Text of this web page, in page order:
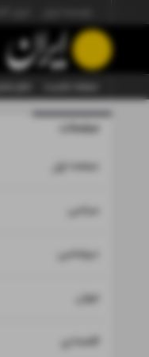
صفحات
صفحه اول
سیاسی
دیپلماسی
جهان
اقتصادی